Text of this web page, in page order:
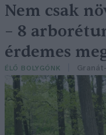
Nem csak
– 8
érdemes
ÉLŐ BOLYGÓNK